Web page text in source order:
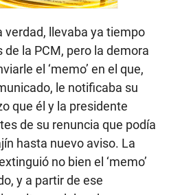
verdad, llevaba ya tiempo
la PCM, pero la demora
el ‘memo’ en el que,
le notificaba su
que él y la presidente
de su renuncia que podía
hasta nuevo aviso. La
no bien el ‘memo’
y a partir de ese